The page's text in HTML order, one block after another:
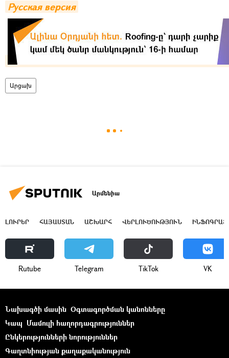
Русская версия
Արցախ
Արմենիա
ԼՈՒՐԵՐ ՀԱՅԱՍՏԱՆ ԱՇԽԱՐՀ ՎԵՐԼՈՒԾՈՒԹՅՈՒՆ
Rutube Telegram ТikТоk VK
Նախագծի մասին Օգտագործման կանոնները
Կապ Մամուլի հաղորդագրություններ
Ընկերությունների նորություններ
Գաղտնիության քաղաքականություն